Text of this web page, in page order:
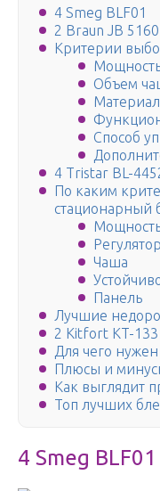
4 Smeg BLF01
2 Braun JB 5160
Критерии
Объем
Способ
4 Tristar BL-
По каким
стационарный
Чаша
Панель
Лучшие
2 Kitfort KT-
Для чего
Плюсы и
Как выглядит
Топ лучших
4 Smeg BLF01